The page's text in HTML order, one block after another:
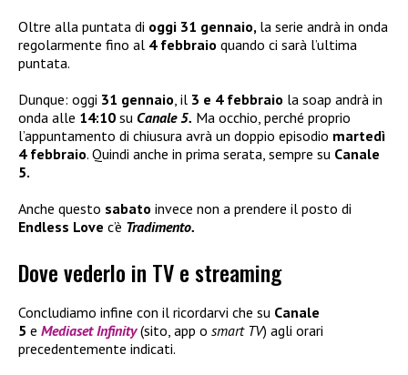
Oltre alla puntata di oggi 31 gennaio, la serie andrà in onda
regolarmente fino al 4 febbraio quando ci sarà l’ultima
puntata.
Dunque: oggi 31 gennaio , il 3 e 4 febbraio la soap andrà in
onda alle 14:10 su Canale 5. Ma occhio, perché proprio
l’appuntamento di chiusura avrà un doppio episodio martedì
4 febbraio. Quindi anche in prima serata, sempre su Canale
5.
Anche questo sabato invece non a prendere il posto di
Endless Love c’è Tradimento.
Dove vederlo in TV e streaming
Concludiamo infine con il ricordarvi che su Canale
5 e Mediaset Infinity(sito, app o smart TV) agli orari
precedentemente indicati.